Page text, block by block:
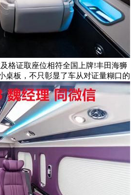
格证取座位相符全国上牌!丰田海狮
桌板，不只彰显了车从对证量糊口的